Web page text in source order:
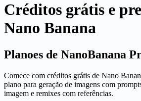
Créditos grátis e
Nano Banana
Planoes de NanoBanana
Comece com créditos grátis de Nano
plano para geração de imagens com
imagem e remixes com referências.